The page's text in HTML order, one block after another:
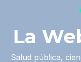
La
Salud pública,